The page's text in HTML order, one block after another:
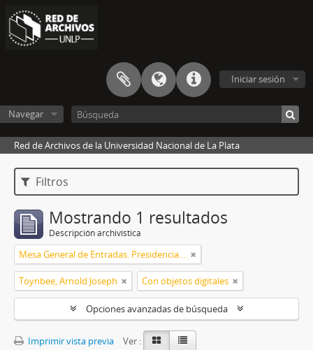
Iniciar sesión
Navegar
Red de Archivos de la Universidad Nacional de La Plata
Filtros
Mostrando 1 resultados
Descripción archivística
Mesa General de Entradas. Presidencia UNLP
Toynbee, Arnold Joseph Con objetos digitales
Opciones avanzadas de búsqueda
Imprimir vista previa
Ver :